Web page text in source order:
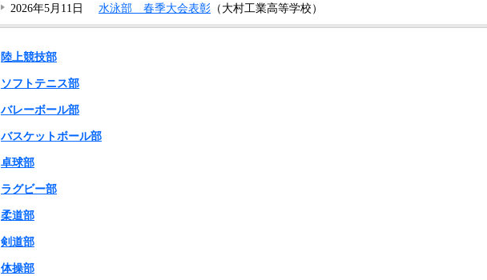
2026年5月11日
水泳部 春季大会表彰 （大村工業高等学校）
陸上競技部
ソフトテニス部
バレーボール部
バスケットボール部
卓球部
ラグビー部
柔道部
剣道部
体操部